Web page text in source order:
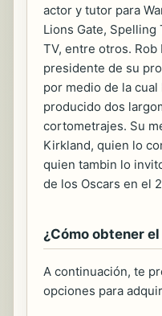
actor y tutor para
Lions Gate, Spelling
TV, entre otros. Rob
presidente de su
por medio de la
producido dos
cortometrajes. Su
Kirkland, quien lo
quien tambin lo
de los Oscars en el
¿Cómo obtener
A continuación, te
opciones para